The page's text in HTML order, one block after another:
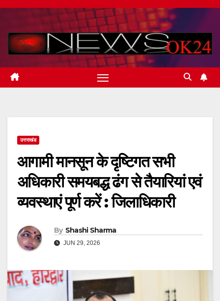
Skip
content
उत्तराखंड
आगामी मानसून के दृष्टिगत सभी
अधिकारी समयबद्ध ढंग से तैयारियां एवं
व्यवस्थाएं पूर्ण करें : जिलाधिकारी
By Shashi Sharma
JUN 29, 2026